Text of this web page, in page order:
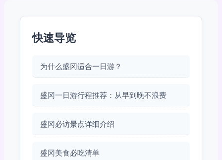
快速导览
为什么盛冈适合一日游？
盛冈一日游行程推荐：从早到晚不浪费
盛冈必访景点详细介绍
盛冈美食必吃清单